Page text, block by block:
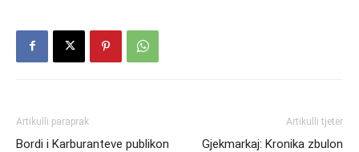
Artikulli paraprak
Bordi i Karburanteve publikon
Artikulli tjetër
Gjekmarkaj: Kronika zbulon